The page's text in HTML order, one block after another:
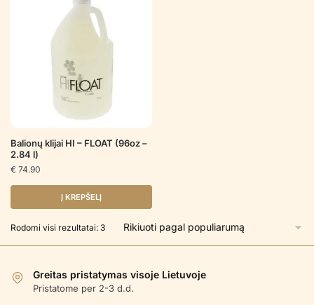
Balionų klijai HI – FLOAT (96oz –
2.84 l)
€ 74.90
Į KREPŠELĮ
Rodomi visi rezultatai: 3Rūšiuojama
Greitas pristatymas visoje Lietuvoje
Pristatome per 2-3 d.d.